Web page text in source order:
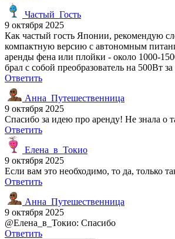
Частый_Гость
9 октября 2025
Как частый гость Японии, рекомендую
компактную версию с автономным
аренды фена или плойки - около 1000-
брал с собой преобразователь на 500Вт
Ответить
Анна_Путешественница
9 октября 2025
Спасибо за идею про аренду! Не знала о
Ответить
Елена_в_Токио
9 октября 2025
Если вам это необходимо, то да, только
Ответить
Анна_Путешественница
9 октября 2025
@Елена_в_Токио: Спасибо
Ответить